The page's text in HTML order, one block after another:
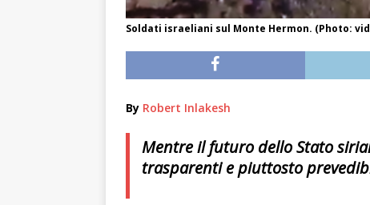
Soldati israeliani sul Monte Hermon. (Photo:
By Robert Inlakesh
Mentre il futuro dello Stato
trasparenti e piuttosto